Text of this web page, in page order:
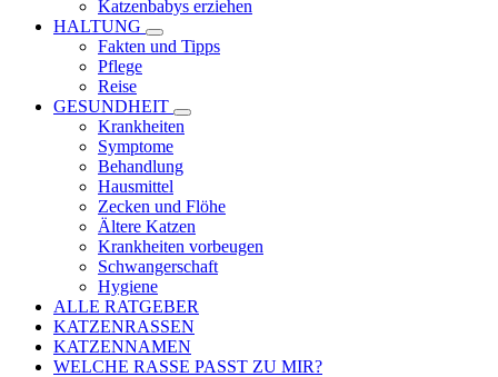
Katzenbabys erziehen
HALTUNG
Fakten und Tipps
Pflege
Reise
GESUNDHEIT
Krankheiten
Symptome
Behandlung
Hausmittel
Zecken und Flöhe
Ältere Katzen
Krankheiten vorbeugen
Schwangerschaft
Hygiene
ALLE RATGEBER
KATZENRASSEN
KATZENNAMEN
WELCHE RASSE PASST ZU MIR?